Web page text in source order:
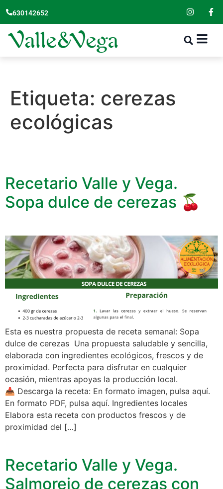
630142652
Etiqueta: cerezas
ecológicas
Recetario Valle y Vega.
Sopa dulce de cerezas 🍒
Esta es nuestra propuesta de receta semanal: Sopa
dulce de cerezas Una propuesta saludable y sencilla,
elaborada con ingredientes ecológicos, frescos y de
proximidad. Perfecta para disfrutar en cualquier
ocasión, mientras apoyas la producción local.
📥 Descarga la receta: En formato imagen, pulsa aquí.
En formato PDF, pulsa aquí. Ingredientes locales
Elabora esta receta con productos frescos y de
proximidad del […]
Recetario Valle y Vega.
Salmorejo de cerezas con